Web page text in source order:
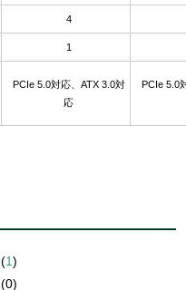
4
1
PCIe 5.0対応、ATX 3.0対
応
PCIe 5.0
(1)
(0)